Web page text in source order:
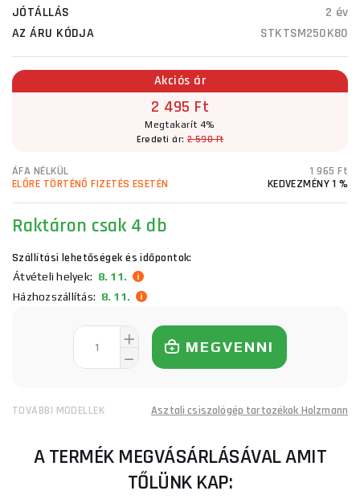
JÓTÁLLÁS
2 év
AZ ÁRU KÓDJA
STKTSM250K80
Akciós ár
2 495 Ft
Megtakarít 4%
Eredeti ár:2 590 Ft
ÁFA NÉLKÜL
1 965 Ft
ELŐRE TÖRTÉNŐ FIZETÉS ESETÉN
KEDVEZMÉNY 1 %
Raktáron csak 4 db
Szállítási lehetőségek és időpontok:
Átvételi helyek: 8. 11.
Házhozszállítás: 8. 11.
MEGVENNI
TOVÁBBI MODELLEK Asztali csiszológép tartozékok Holzmann
A TERMÉK MEGVÁSÁRLÁSÁVAL AMIT
TŐLÜNK KAP: